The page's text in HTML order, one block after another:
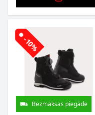
-10%
Bezmaksas piegāde